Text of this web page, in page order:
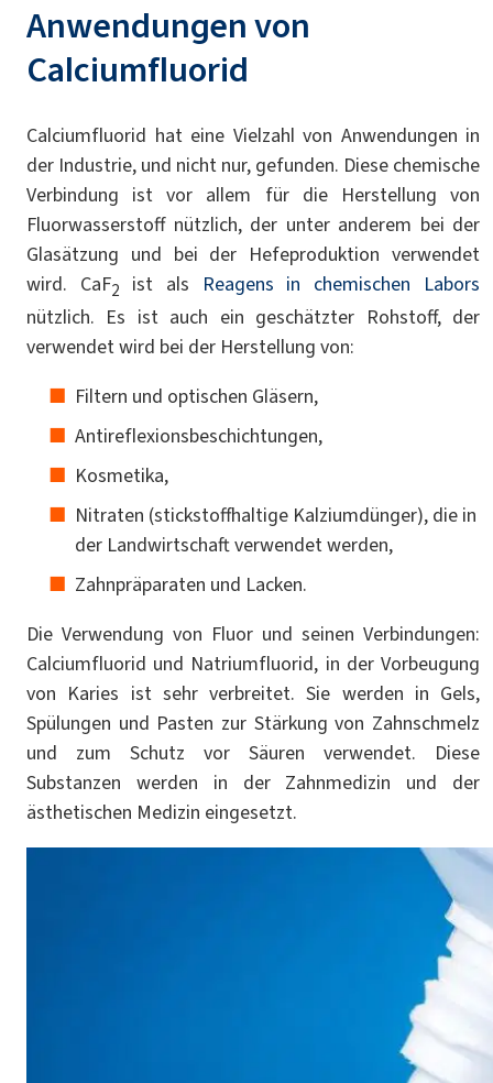
Anwendungen von
Calciumfluorid
Calciumfluorid hat eine Vielzahl von Anwendungen in
der Industrie, und nicht nur, gefunden. Diese chemische
Verbindung ist vor allem für die Herstellung von
Fluorwasserstoff nützlich, der unter anderem bei der
Glasätzung und bei der Hefeproduktion verwendet
wird. CaF2ist als
Reagens in chemischen Labors
nützlich. Es ist auch ein geschätzter Rohstoff, der
verwendet wird bei der Herstellung von:
Filtern und optischen Gläsern,
Antireflexionsbeschichtungen,
Kosmetika,
Nitraten (stickstoffhaltige Kalziumdünger), die in
der Landwirtschaft verwendet werden,
Zahnpräparaten und Lacken.
Die Verwendung von Fluor und seinen Verbindungen:
Calciumfluorid und Natriumfluorid, in der Vorbeugung
von Karies ist sehr verbreitet. Sie werden in Gels,
Spülungen und Pasten zur Stärkung von Zahnschmelz
und zum Schutz vor Säuren verwendet. Diese
Substanzen werden in der Zahnmedizin und der
ästhetischen Medizin eingesetzt.